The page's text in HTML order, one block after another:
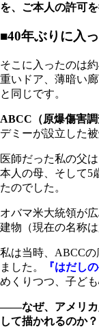
を、ご本人の許可
■40年ぶりに入
そこに入ったのは
重いドア、薄暗い
と同じです。
ABCC（原爆傷害調
デミーが設立した
医師だった私の父
本人の母、そして5
たのでした。
オバマ米大統領が
建物（現在の名称
私は当時、ABCC
ました。
『はだし
めくりつつ、子ど
――なぜ、アメリカ
して描かれるのか？